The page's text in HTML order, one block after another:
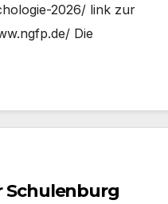
2026/ link zur
Die
Schulenburg